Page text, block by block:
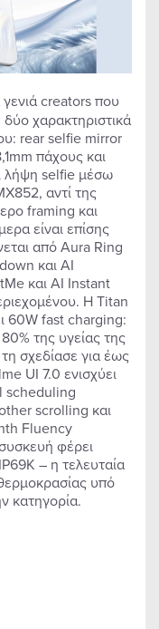
creators που
χαρακτηριστικά
rear selfie mirror
πάχους και
λήψη selfie μέσω
αντί της
framing και
είναι επίσης
από Aura Ring
και AI
και AI Instant
Η Titan
60W fast charging:
της υγείας της
σχεδίασε για έως
UI 7.0 ενισχύει
scheduling
scrolling και
Fluency
φέρει
– η τελευταία
υπό
κατηγορία.